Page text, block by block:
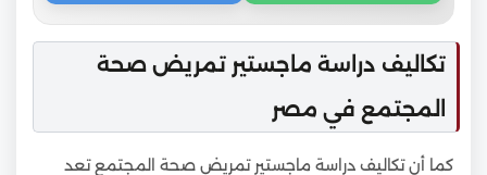
تكاليف دراسة ماجستير تمريض صحة
المجتمع في مصر
كما أن تكاليف دراسة ماجستير تمريض صحة المجتمع تعد